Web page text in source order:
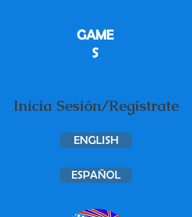
GAME
S
Inicia Sesión/Regístrate
ENGLISH
ESPAÑOL